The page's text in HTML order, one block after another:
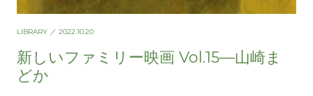
LIBRARY ／ 2022.10.20
新しいファミリー映画 Vol.15—山崎ま
どか